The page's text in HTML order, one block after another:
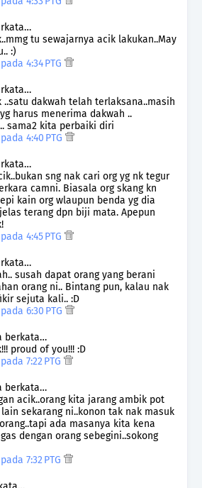
tu sewajarnya acik lakukan..May
:)
4:34 PTG
dakwah telah terlaksana..masih
harus menerima dakwah ..
sama2 kita perbaiki diri
4:40 PTG
sng nak cari org yg nk tegur
camni. Biasala org skang kn
kain org wlaupun benda yg dia
terang dpn biji mata. Apepun
4:45 PTG
susah dapat orang yang berani
orang ni.. Bintang pun, kalau nak
sejuta kali.. :D
6:30 PTG
berkata…
proud of you!!! :D
7:22 PTG
berkata…
acik..orang kita jarang ambik pot
sekarang ni..konon tak nak masuk
ada masanya kita kena
dengan orang sebegini..sokong
7:32 PTG